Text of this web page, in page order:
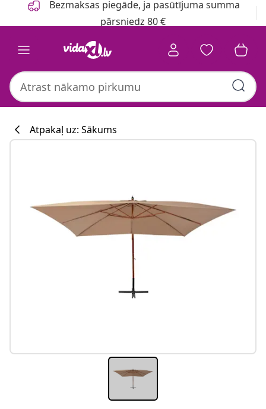
Bezmaksas piegāde, ja pasūtījuma summa
pārsniedz 80 €
Atpakaļ uz: Sākums